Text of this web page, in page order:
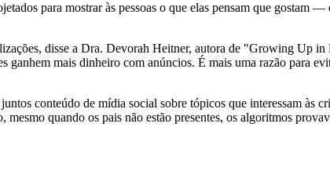
para mostrar às pessoas o que elas pensam que gostam —
disse a Dra. Devorah Heitner, autora de "Growing Up
mais dinheiro com anúncios. É mais uma razão para
conteúdo de mídia social sobre tópicos que interessam às
quando os pais não estão presentes, os algoritmos